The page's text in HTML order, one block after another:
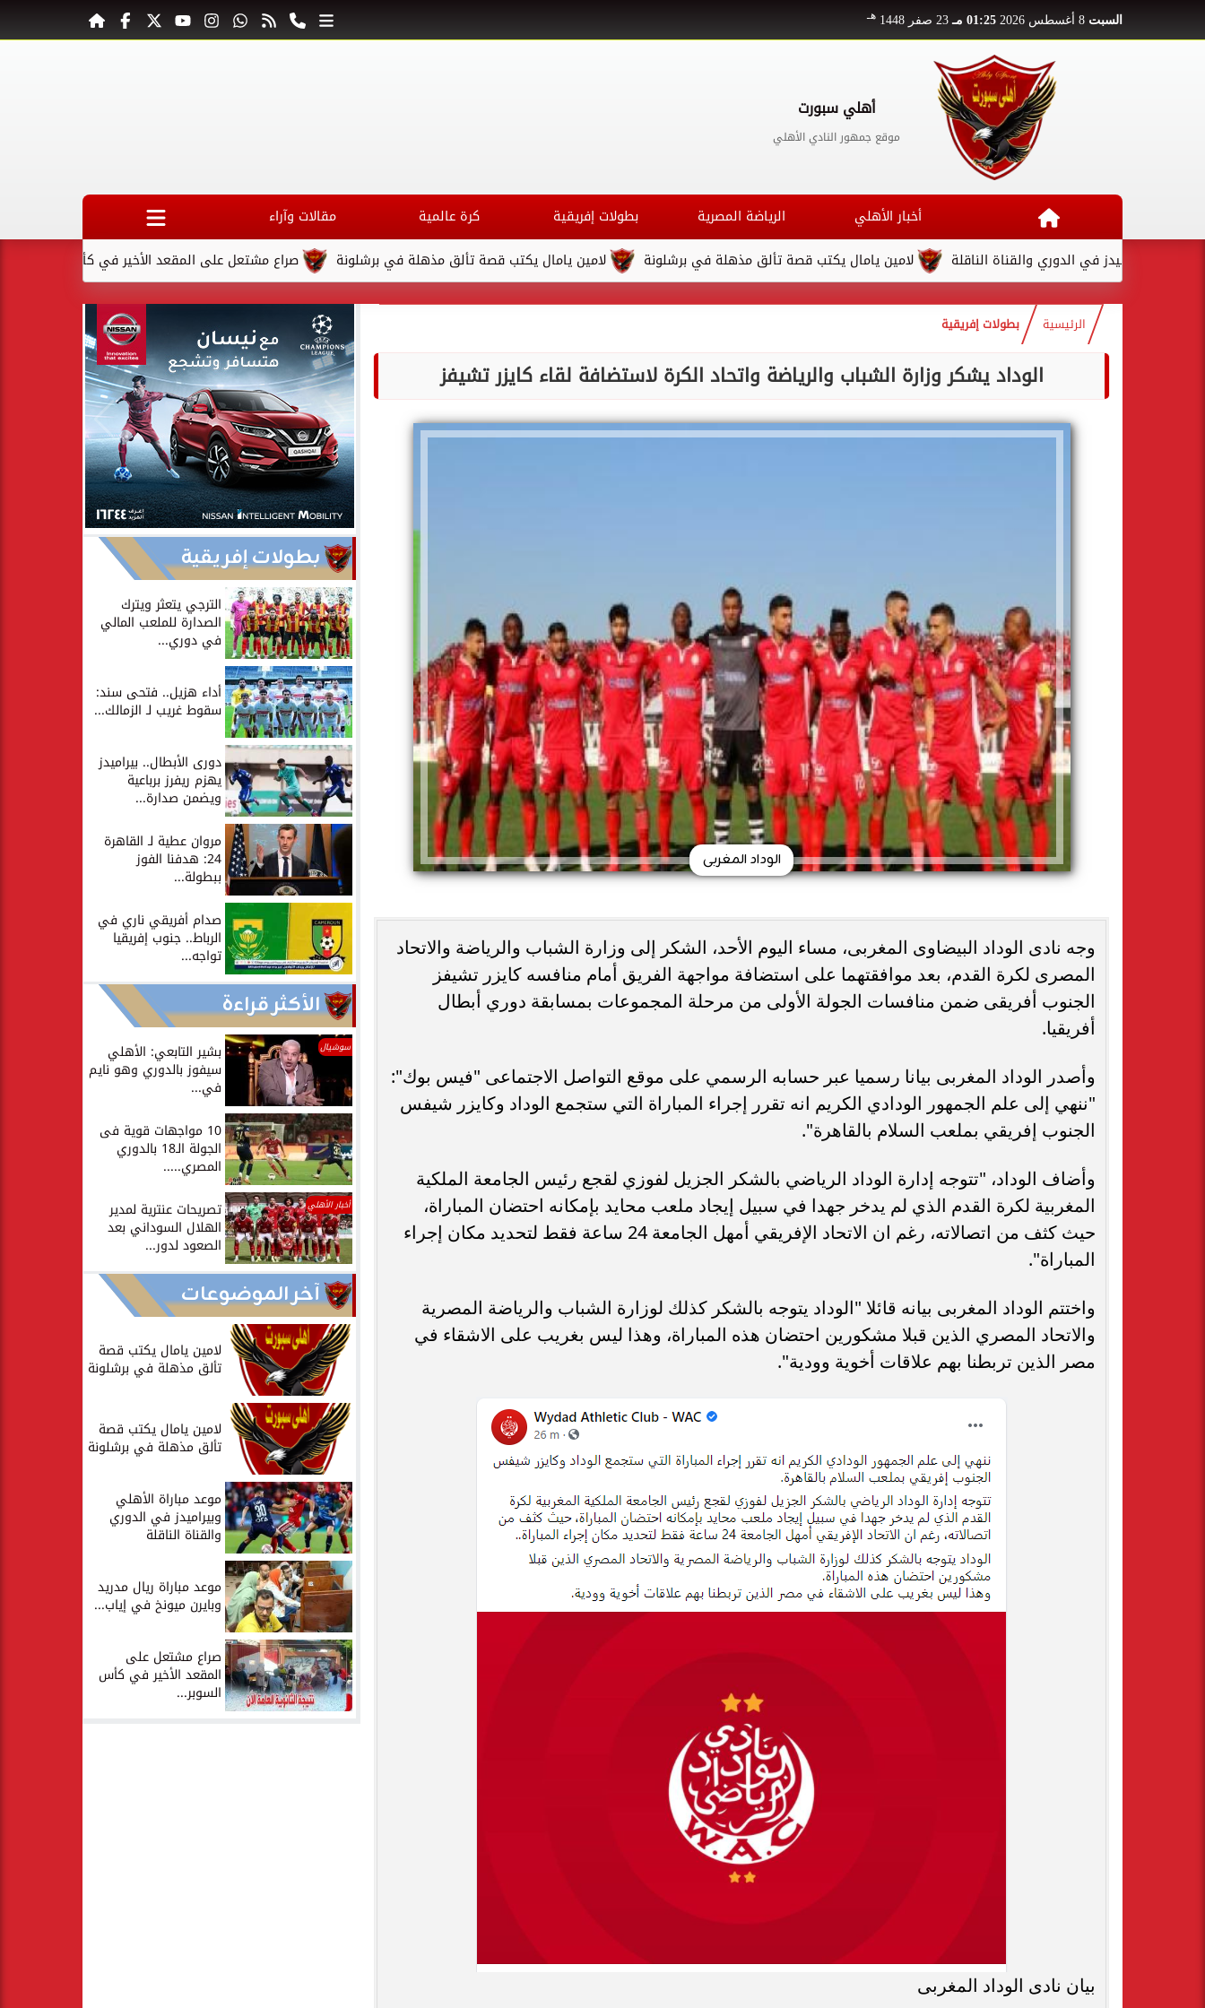
السبت 01:25 مـ 23 صفر 1448 هـ
أهلي سبورت
موقع جمهور النادي الأهلي
أخبار الأهلي الرياضة المصرية بطولات إفريقية كرة عالمية
مقالات وآراء
صراع مشتعل على المقعد الأخير في كأس السوبر السعودي بعد
لامين يامال يكتب قصة تألق مذهلة في برشلونة لامين يامال يكتب قصة تألق مذهلة في برشلونة في الدوري والقناة الناقلة
الرئيسية بطولات إفريقية
الوداد يشكر وزارة الشباب والرياضة واتحاد الكرة لاستضافة لقاء كايزر تشيفز
الوداد المغربى
وجه نادى الوداد البيضاوى المغربى، مساء اليوم الأحد، الشكر إلى وزارة الشباب والرياضة والاتحاد
المصرى لكرة القدم، بعد موافقتهما على استضافة مواجهة الفريق أمام منافسه كايزر تشيفز
الجنوب أفريقى ضمن منافسات الجولة الأولى من مرحلة المجموعات بمسابقة دوري أبطال
أفريقيا.
وأصدر الوداد المغربى بيانا رسميا عبر حسابه الرسمي على موقع التواصل الاجتماعى "فيس بوك":
"ننهي إلى علم الجمهور الودادي الكريم انه تقرر إجراء المباراة التي ستجمع الوداد وكايزر شيفس
الجنوب إفريقي بملعب السلام بالقاهرة".
وأضاف الوداد، "تتوجه إدارة الوداد الرياضي بالشكر الجزيل لفوزي لقجع رئيس الجامعة الملكية
المغربية لكرة القدم الذي لم يدخر جهدا في سبيل إيجاد ملعب محايد بإمكانه احتضان المباراة،
حيث كثف من اتصالاته، رغم ان الاتحاد الإفريقي أمهل الجامعة 24 ساعة فقط لتحديد مكان إجراء
المباراة".
واختتم الوداد المغربى بيانه قائلا "الوداد يتوجه بالشكر كذلك لوزارة الشباب والرياضة المصرية
والاتحاد المصري الذين قبلا مشكورين احتضان هذه المباراة، وهذا ليس بغريب على الاشقاء في
مصر الذين تربطنا بهم علاقات أخوية وودية".
بيان نادى الوداد المغربى
بطولات إفريقية
الترجي يتعثر ويترك
الصدارة للملعب المالي
في دوري...
أداء هزيل.. فتحى سند:
سقوط غريب لـ الزمالك...
دورى الأبطال.. بيراميدز
يهزم ريفرز برباعية
ويضمن صدارة...
مروان عطية لـ القاهرة
24: هدفنا الفوز
ببطولة...
صدام أفريقي ناري في
الرباط.. جنوب إفريقيا
تواجه...
الأكثر قراءة
سوشيال بشير التابعي: الأهلي
سيفوز بالدوري وهو نايم
في...
10 مواجهات قوية فى
الجولة الـ18 بالدوري
المصري.....
أخبار الأهلي تصريحات عنترية لمدير
الهلال السوداني بعد
الصعود لدور...
آخر الموضوعات
لامين يامال يكتب قصة
تألق مذهلة في برشلونة
لامين يامال يكتب قصة
تألق مذهلة في برشلونة
موعد مباراة الأهلي
وبيراميدز في الدوري
والقناة الناقلة
موعد مباراة ريال مدريد
وبايرن ميونخ في إياب...
صراع مشتعل على
المقعد الأخير في كأس
السوبر...